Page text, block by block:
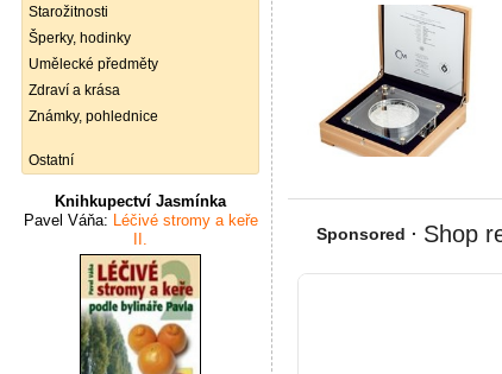
Starožitnosti
Šperky, hodinky
Umělecké předměty
Zdraví a krása
Známky, pohlednice
Ostatní
Knihkupectví Jasmínka
Pavel Váňa: Léčivé stromy a keře
II.